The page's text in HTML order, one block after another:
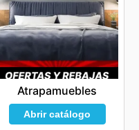
Atrapamuebles
Abrir catálogo